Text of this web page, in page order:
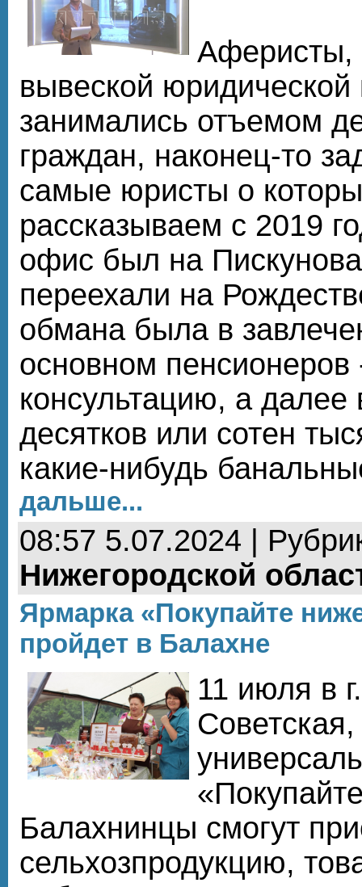
Аферисты,
вывеской
занимались отъемом
граждан, наконец-то
самые юристы о
рассказываем с 2019
офис был на
переехали на
обмана была в
основном
консультацию, а
десятков или сотен
какие-нибудь
дальше...
08:57 5.07.2024 |
Нижегородской
Ярмарка «Покупайте
пройдет в Балахне
11 июля в
Балахнинцы смогут
сельхозпродукцию,